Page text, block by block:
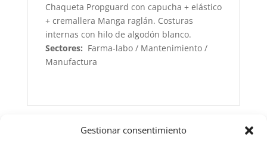
Gestionar consentimiento
Chaqueta Propguard con capucha + elástico
+ cremallera Manga raglán. Costuras
internas con hilo de algodón blanco.
Sectores: Farma-labo / Mantenimiento /
Manufactura